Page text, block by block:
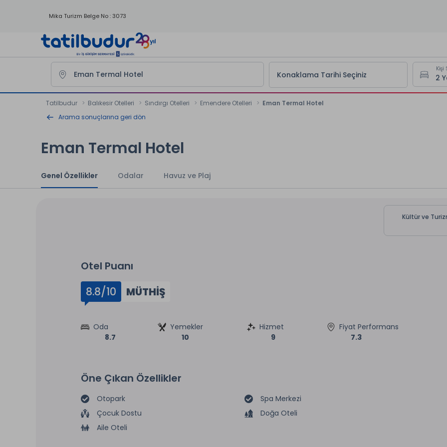
Mika Turizm Belge No : 3073
Konaklama Tarihi Seçiniz
Kişi
Tatilbudur Balıkesir Otelleri Sındırgı Otelleri Emendere Otelleri
Eman Termal Hotel
Arama sonuçlarına geri dön
Eman Termal Hotel
Genel Özellikler Odalar Havuz ve Plaj
Kültür ve
Otel Puanı
8.8/10 MÜTHIŞ
Oda
8.7
Yemekler
10
Hizmet
9
Fiyat Performans
7.3
Öne Çıkan Özellikler
Otopark
Spa Merkezi
Çocuk Dostu
Doğa Oteli
Aile Oteli